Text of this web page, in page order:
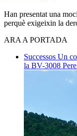
Han presentat una
perquè exigeixin la
ARA A PORTADA
Successos Un
la BV-3008